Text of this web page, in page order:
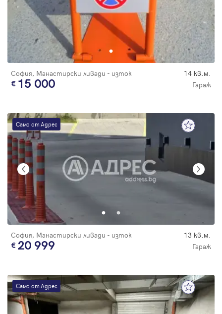
София, Манастирски ливади - изток 14 кв.м.
15 000 Гараж
Само от Адрес
София, Манастирски ливади - изток 13 кв.м.
20 999 Гараж
Само от Адрес
Парола
Вход с имейл
Регистрация